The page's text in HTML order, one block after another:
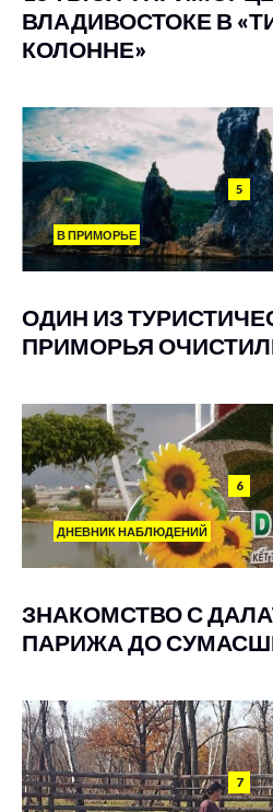
ВЛАДИВОСТОКЕ В
КОЛОННЕ»
5
В ПРИМОРЬЕ
ОДИН ИЗ
ПРИМОРЬЯ
6
ДНЕВНИК НАБЛЮДЕНИЙ
ЗНАКОМСТВО С
ПАРИЖА ДО
7